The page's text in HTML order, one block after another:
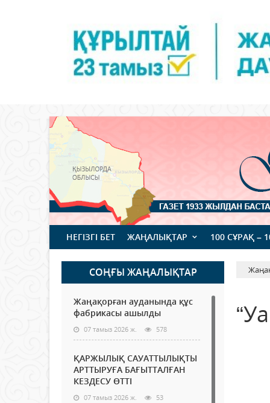
НЕГІЗГІ БЕТ ЖАҢАЛЫҚТАР 100 СҰРАҚ –
СОҢҒЫ ЖАҢАЛЫҚТАР
Жаңақорған ауданында құс
фабрикасы ашылды
07 тамыз 2026 ж. 578
ҚАРЖЫЛЫҚ САУАТТЫЛЫҚТЫ
АРТТЫРУҒА БАҒЫТТАЛҒАН
КЕЗДЕСУ ӨТТІ
07 тамыз 2026 ж. 53